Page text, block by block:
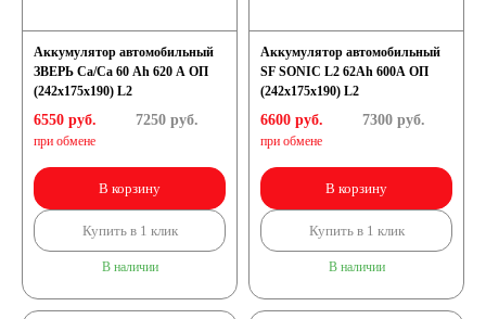
Аккумулятор автомобильный
ЗВЕРЬ Са/Са 60 Ah 620 А ОП
(242x175x190) L2
6550 руб.
при обмене
7250руб.
В корзину
Купить в 1 клик
В наличии
Аккумулятор автомобильный
SF SONIC L2 62Ah 600A ОП
(242х175х190) L2
6600 руб.
при обмене
7300руб.
В корзину
Купить в 1 клик
В наличии